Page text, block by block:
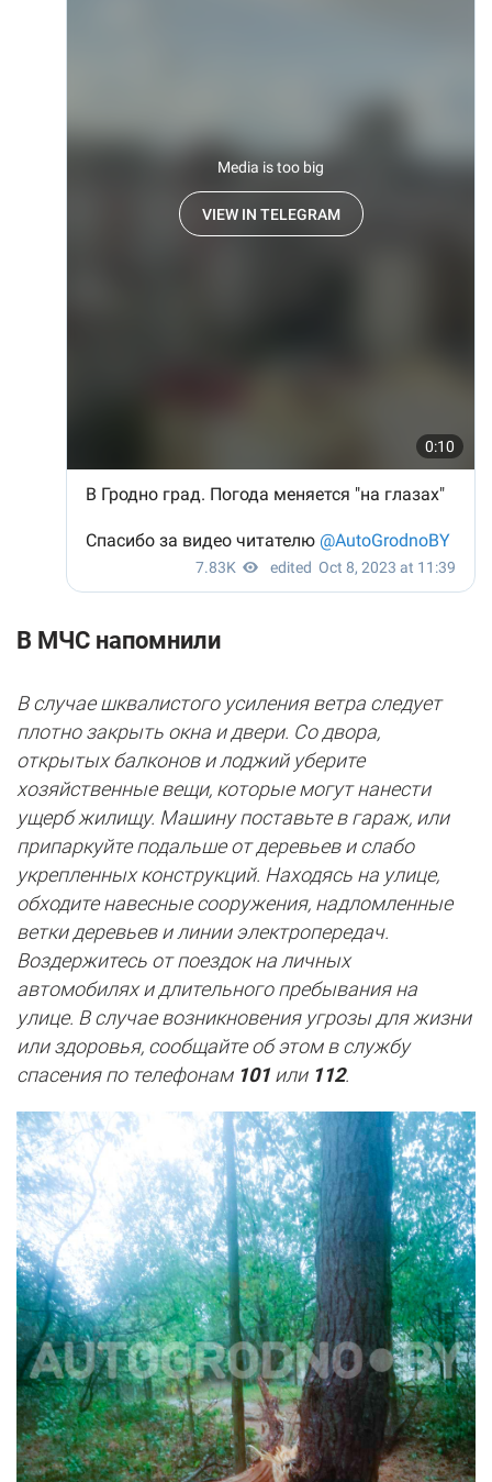
В МЧС напомнили
В случае шквалистого усиления ветра следует
плотно закрыть окна и двери. Со двора,
открытых балконов и лоджий уберите
хозяйственные вещи, которые могут нанести
ущерб жилищу. Машину поставьте в гараж, или
припаркуйте подальше от деревьев и слабо
укрепленных конструкций. Находясь на улице,
обходите навесные сооружения, надломленные
ветки деревьев и линии электропередач.
Воздержитесь от поездок на личных
автомобилях и длительного пребывания на
улице. В случае возникновения угрозы для жизни
или здоровья, сообщайте об этом в службу
спасения по телефонам 101или 112.